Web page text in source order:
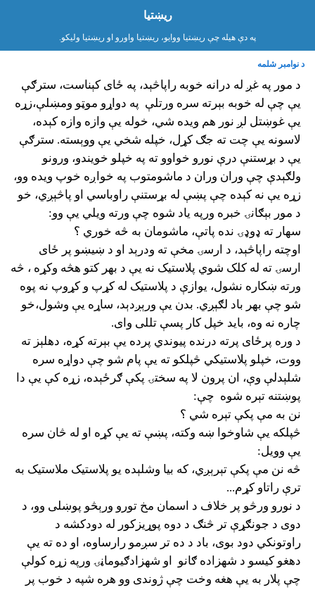
ريښتيا
په دې هیله چې ریښتیا ووایو، ریښتیا واورو او ریښتیا ولیکو.
د نوامبر شلمه
د مور په غږ له درانه خوبه راپاڅېد، په ځای کېناست، سترګې
یې چې له خوبه بېرته سره ورتلې په دواړو موټو ومښلې،زړه
یې غوښتل لږ نور هم ویده شي، خوله یې وازه وازه کېده،
لاسونه یې چت ته جګ کړل، خپله شخي یې ووېسته. سترګې
یې د بړستنې درې نورو خواوو ته په خپلو خویندو، ورونو
ولګېدې چې وران وران د ماشومتوب په خواږه خوپ ویده وو،
زړه یې نه کېده چې پښې له بړستنې راوباسي او پاڅېږي، خو
د مور بېګانۍ خبره ورپه یاد شوه چې ورته ویلي یې وو:
سهار ته ډوډۍ نده پاتې، ماشومان به څه خوري ؟
اوچته راپاڅېد، د ارسۍ مخې ته ودرېد او د ښیښو پر ځای
ارسۍ ته له کلک شوي پلاستیک نه یې د بهر کتو هڅه وکړه ، څه
ورته ښکاره نشول، یوازې د پلاستیک له کړپ و کړوپ نه پوه
شو چې بهر باد لګېږي. بدن یې ورېږدېد، ساړه یې وشول،خو
چاره نه وه، باید خپل کار پسې تللی وای.
د وره پرځای پرته درنده پیوندي پرده یې بېرته کړه، دهلېز ته
ووت، خپلو پلاستیکي څپلکو ته یې پام شو چې دواړه سره
شلېدلې وې، ان پرون لا په سختۍ پکې ګرځېده، زړه کې یې دا
پوښتنه تېره شوه چې:
نن به مې پکې تېره شي ؟
څپلکه یې شاوخوا ښه وکته، پښې ته یې کړه او له څان سره
یې وویل:
څه نن مې پکې تېرېږي، که بیا وشلېده یو پلاستیک ملاستیک به
ترې راتاو کړم...
د نورو ورڅو پر خلاف د اسمان مخ تورو ورېڅو پوښلی وو، د
دوی د جونګړې تر څنګ د دوه پوړیزکور له دودکشه د
راوتونکي دود بوی، باد د ده تر سږمو رارساوه، او ده ته یې
دهغو کیسو د شهزاده ګانو
او شهزادګیوماڼۍ ورپه زړه کولې
چې پلار به یې هغه وخت چې ژوندی وو هره شپه د خوب پر